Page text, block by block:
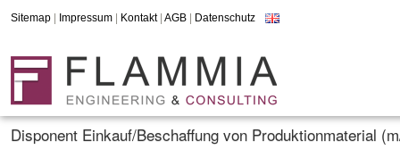
Sitemap Impressum Kontakt| AGB Datenschutz
Disponent Einkauf/Beschaffung von Produktionmaterial